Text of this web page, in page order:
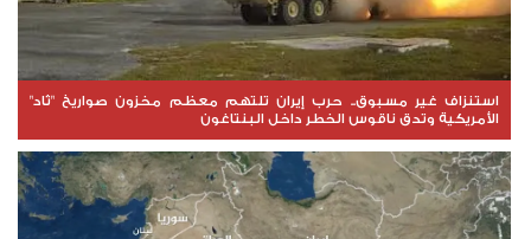
استنزاف غير مسبوق.. حرب إيران تلتهم معظم مخزون صواريخ "ثاد"
الأمريكية وتدق ناقوس الخطر داخل البنتاغون